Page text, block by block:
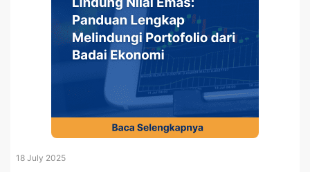
18 July 2025